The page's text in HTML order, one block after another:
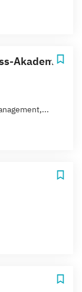
Akademie